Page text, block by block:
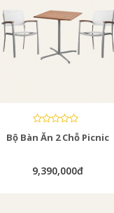
Bộ Bàn Ăn 2 Chỗ Picnic
9,390,000đ